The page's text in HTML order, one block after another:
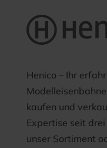
Henico – Ihr
kaufen und
Expertise seit
unser Sortiment